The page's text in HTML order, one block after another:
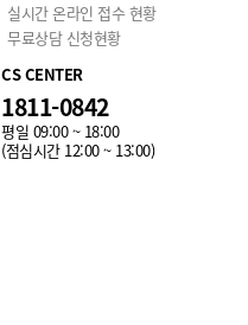
실시간 온라인 접수 현황
무료상담 신청현황
CS CENTER
1811-0842
평일 09:00 ~ 18:00
(점심시간 12:00 ~ 13:00)